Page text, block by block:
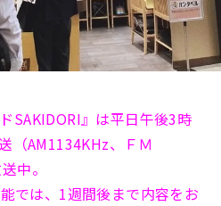
SAKIDORI』は平日午後3時
（AM1134KHz、ＦＭ
中。
では、1週間後まで内容をお